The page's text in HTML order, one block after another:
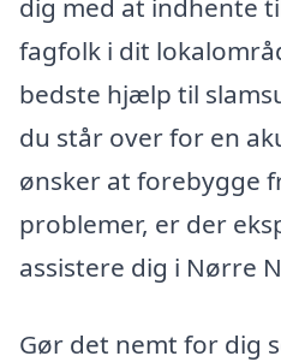
dig med at indhente
fagfolk i dit
bedste hjælp til
du står over for en
ønsker at forebygge
problemer, er der
assistere dig i Nørre
Gør det nemt for dig